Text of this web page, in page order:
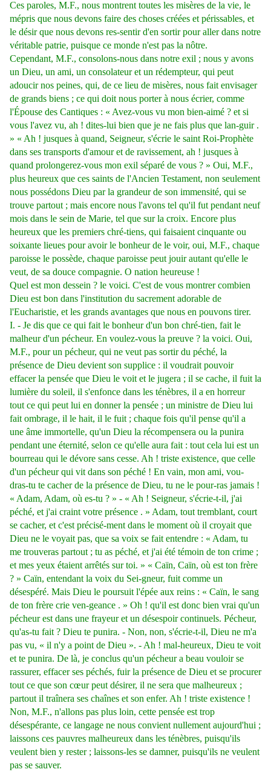
Ces paroles, M.F., nous montrent toutes les misères de la vie, le
mépris que nous devons faire des choses créées et périssables, et
le désir que nous devons res-sentir d'en sortir pour aller dans notre
véritable patrie, puisque ce monde n'est pas la nôtre.
Cependant, M.F., consolons-nous dans notre exil ; nous y avons
un Dieu, un ami, un consolateur et un rédempteur, qui peut
adoucir nos peines, qui, de ce lieu de misères, nous fait envisager
de grands biens ; ce qui doit nous porter à nous écrier, comme
l'Épouse des Cantiques : « Avez-vous vu mon bien-aimé ? et si
vous l'avez vu, ah ! dites-lui bien que je ne fais plus que lan-guir .
» « Ah ! jusques à quand, Seigneur, s'écrie le saint Roi-Prophète
dans ses transports d'amour et de ravissement, ah ! jusques à
quand prolongerez-vous mon exil séparé de vous ? » Oui, M.F.,
plus heureux que ces saints de l'Ancien Testament, non seulement
nous possédons Dieu par la grandeur de son immensité, qui se
trouve partout ; mais encore nous l'avons tel qu'il fut pendant neuf
mois dans le sein de Marie, tel que sur la croix. Encore plus
heureux que les premiers chré-tiens, qui faisaient cinquante ou
soixante lieues pour avoir le bonheur de le voir, oui, M.F., chaque
paroisse le possède, chaque paroisse peut jouir autant qu'elle le
veut, de sa douce compagnie. O nation heureuse !
Quel est mon dessein ? le voici. C'est de vous montrer combien
Dieu est bon dans l'institution du sacrement adorable de
l'Eucharistie, et les grands avantages que nous en pouvons tirer.
I. - Je dis que ce qui fait le bonheur d'un bon chré-tien, fait le
malheur d'un pécheur. En voulez-vous la preuve ? la voici. Oui,
M.F., pour un pécheur, qui ne veut pas sortir du péché, la
présence de Dieu devient son supplice : il voudrait pouvoir
effacer la pensée que Dieu le voit et le jugera ; il se cache, il fuit la
lumière du soleil, il s'enfonce dans les ténèbres, il a en horreur
tout ce qui peut lui en donner la pensée ; un ministre de Dieu lui
fait ombrage, il le hait, il le fuit ; chaque fois qu'il pense qu'il a
une âme immortelle, qu'un Dieu la récompensera ou la punira
pendant une éternité, selon ce qu'elle aura fait : tout cela lui est un
bourreau qui le dévore sans cesse. Ah ! triste existence, que celle
d'un pécheur qui vit dans son péché ! En vain, mon ami, vou-
dras-tu te cacher de la présence de Dieu, tu ne le pour-ras jamais !
« Adam, Adam, où es-tu ? » - « Ah ! Seigneur, s'écrie-t-il, j'ai
péché, et j'ai craint votre présence . » Adam, tout tremblant, court
se cacher, et c'est précisé-ment dans le moment où il croyait que
Dieu ne le voyait pas, que sa voix se fait entendre : « Adam, tu
me trouveras partout ; tu as péché, et j'ai été témoin de ton crime ;
et mes yeux étaient arrêtés sur toi. » « Caïn, Caïn, où est ton frère
? » Caïn, entendant la voix du Sei-gneur, fuit comme un
désespéré. Mais Dieu le poursuit l'épée aux reins : « Caïn, le sang
de ton frère crie ven-geance . » Oh ! qu'il est donc bien vrai qu'un
pécheur est dans une frayeur et un désespoir continuels. Pécheur,
qu'as-tu fait ? Dieu te punira. - Non, non, s'écrie-t-il, Dieu ne m'a
pas vu, « il n'y a point de Dieu ». - Ah ! mal-heureux, Dieu te voit
et te punira. De là, je conclus qu'un pécheur a beau vouloir se
rassurer, effacer ses péchés, fuir la présence de Dieu et se procurer
tout ce que son cœur peut désirer, il ne sera que malheureux ;
partout il traînera ses chaînes et son enfer. Ah ! triste existence !
Non, M.F., n'allons pas plus loin, cette pensée est trop
désespérante, ce langage ne nous convient nullement aujourd'hui ;
laissons ces pauvres malheureux dans les ténèbres, puisqu'ils
veulent bien y rester ; laissons-les se damner, puisqu'ils ne veulent
pas se sauver.